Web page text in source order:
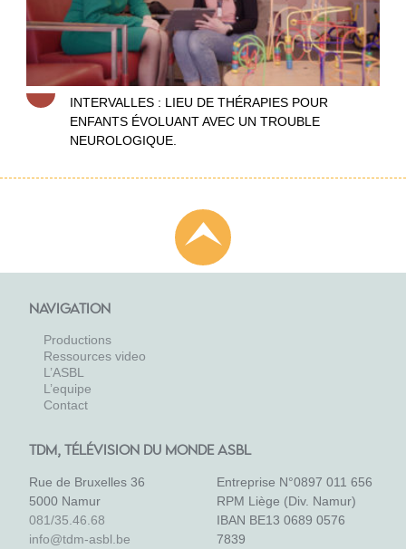
INTERVALLES : LIEU DE THÉRAPIES POUR
ENFANTS ÉVOLUANT AVEC UN TROUBLE
NEUROLOGIQUE.
NAVIGATION
Productions
Ressources video
L’ASBL
L’equipe
Contact
TDM, TÉLÉVISION DU MONDE ASBL
Rue de Bruxelles 36
5000 Namur
081/35.46.68
info@tdm-asbl.be
Entreprise N°0897 011 656
RPM Liège (Div. Namur)
IBAN BE13 0689 0576
7839